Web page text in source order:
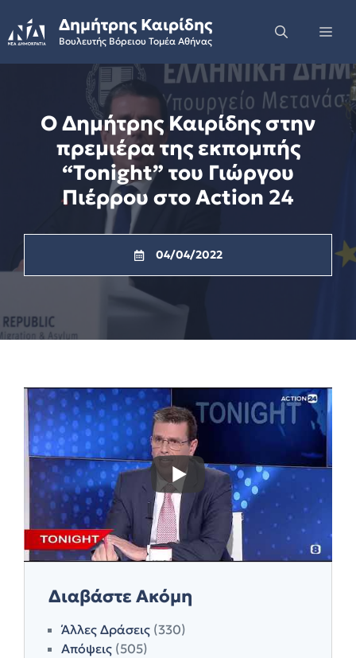
to
content
Δημήτρης Καιρίδης
Βουλευτής Βόρειου Τομέα Αθήνας
Ο Δημήτρης Καιρίδης στην
πρεμιέρα της εκπομπής
“Tonight” του Γιώργου
Πιέρρου στο Action 24
04/04/2022
Διαβάστε Ακόμη
Άλλες Δράσεις (330)
Απόψεις (505)